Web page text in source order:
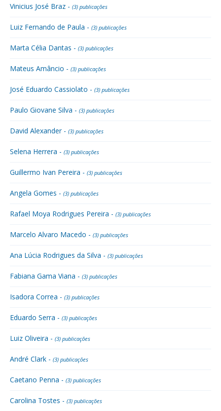
Vinicius José Braz - (3) publicações
Luiz Fernando de Paula - (3) publicações
Marta Célia Dantas - (3) publicações
Mateus Amâncio - (3) publicações
José Eduardo Cassiolato - (3) publicações
Paulo Giovane Silva - (3) publicações
David Alexander - (3) publicações
Selena Herrera - (3) publicações
Guillermo Ivan Pereira - (3) publicações
Angela Gomes - (3) publicações
Rafael Moya Rodrigues Pereira - (3) publicações
Marcelo Alvaro Macedo - (3) publicações
Ana Lúcia Rodrigues da Silva - (3) publicações
Fabiana Gama Viana - (3) publicações
Isadora Correa - (3) publicações
Eduardo Serra - (3) publicações
Luiz Oliveira - (3) publicações
André Clark - (3) publicações
Caetano Penna - (3) publicações
Carolina Tostes - (3) publicações